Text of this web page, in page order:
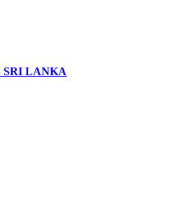
SRI LANKA